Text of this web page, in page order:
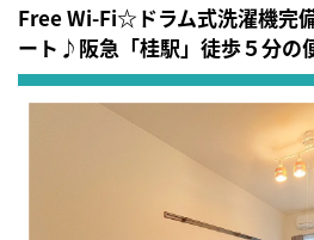
Free Wi-Fi☆ドラム式洗濯機完
ート♪阪急「桂駅」徒歩５分の